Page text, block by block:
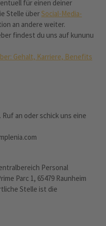
für einen deiner
Stelle überSocial-Media-
an andere weiter.
findest du uns auf kununu
Gehalt, Karriere, Benefits
an oder schick uns eine
Personal
Parc 1, 65479 Raunheim
Stelle ist die